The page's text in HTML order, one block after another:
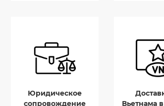
Юридическое
сопровождение
Вьетнама